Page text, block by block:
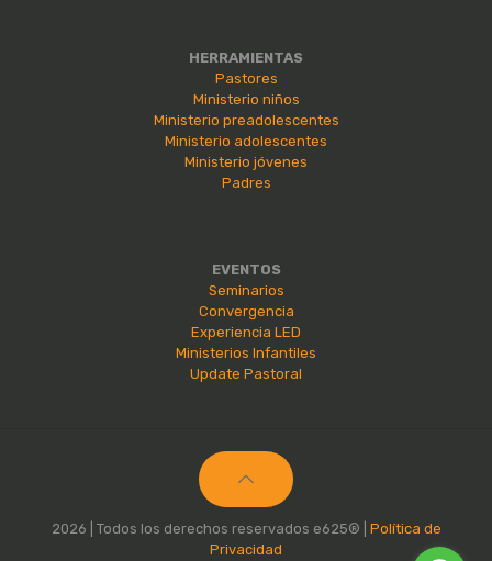
HERRAMIENTAS
Pastores
Ministerio niños
Ministerio preadolescentes
Ministerio adolescentes
Ministerio jóvenes
Padres
EVENTOS
Seminarios
Convergencia
Experiencia LED
Ministerios Infantiles
Update Pastoral
2026 | Todos los derechos reservados e625® | Política de
Privacidad